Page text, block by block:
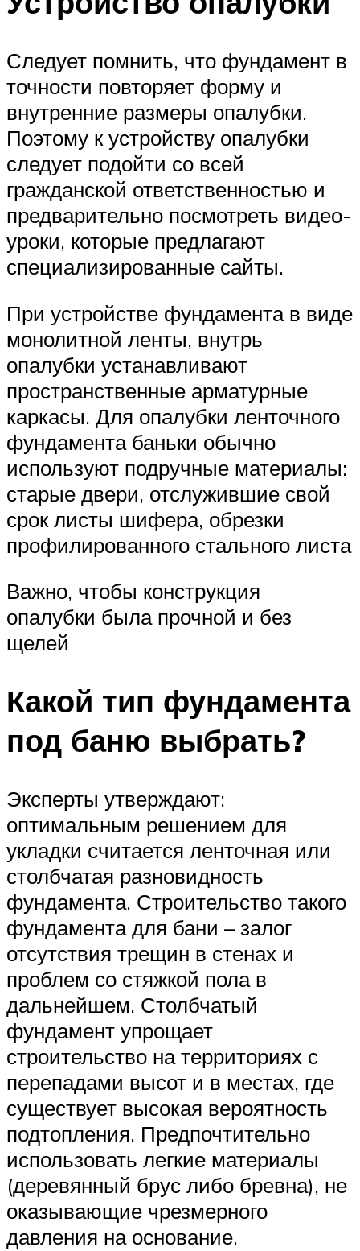
Следует помнить, что фундамент в
точности повторяет форму и
внутренние размеры опалубки.
Поэтому к устройству опалубки
следует подойти со всей
гражданской ответственностью и
предварительно посмотреть видео-
уроки, которые предлагают
специализированные сайты.
При устройстве фундамента в виде
монолитной ленты, внутрь
опалубки устанавливают
пространственные арматурные
каркасы. Для опалубки ленточного
фундамента баньки обычно
используют подручные материалы:
старые двери, отслужившие свой
срок листы шифера, обрезки
профилированного стального листа
Важно, чтобы конструкция
опалубки была прочной и без
щелей
Какой тип фундамента
под баню выбрать?
Эксперты утверждают:
оптимальным решением для
укладки считается ленточная или
столбчатая разновидность
фундамента. Строительство такого
фундамента для бани – залог
отсутствия трещин в стенах и
проблем со стяжкой пола в
дальнейшем. Столбчатый
фундамент упрощает
строительство на территориях с
перепадами высот и в местах, где
существует высокая вероятность
подтопления. Предпочтительно
использовать легкие материалы
(деревянный брус либо бревна), не
оказывающие чрезмерного
давления на основание.